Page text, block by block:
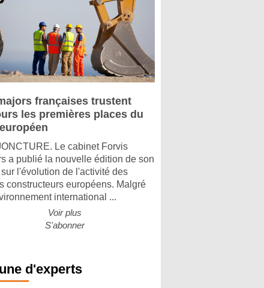
françaises trustent
les premières places du
Le cabinet Forvis
a publié la nouvelle édition de son
l'évolution de l'activité des
constructeurs européens. Malgré
international ...
Voir plus
S'abonner
d'experts